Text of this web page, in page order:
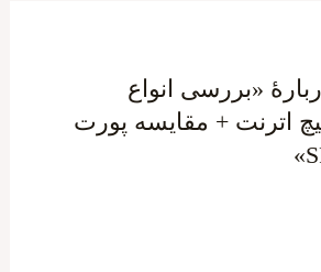
«بررسی انواع
اترنت + مقایسه پورت